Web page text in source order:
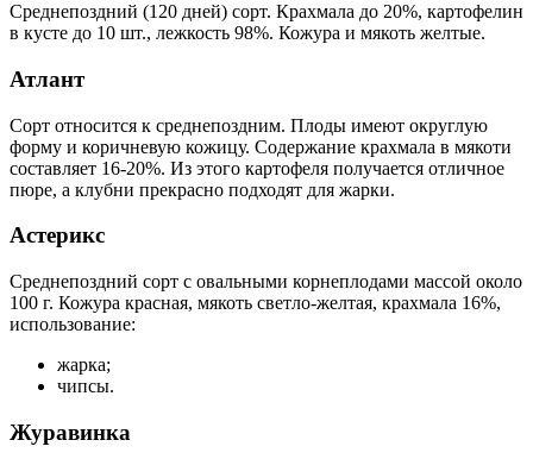
Среднепоздний (120 дней) сорт. Крахмала до 20%, картофелин
в кусте до 10 шт., лежкость 98%. Кожура и мякоть желтые.
Атлант
Сорт относится к среднепоздним. Плоды имеют округлую
форму и коричневую кожицу. Содержание крахмала в мякоти
составляет 16-20%. Из этого картофеля получается отличное
пюре, а клубни прекрасно подходят для жарки.
Астерикс
Среднепоздний сорт с овальными корнеплодами массой около
100 г. Кожура красная, мякоть светло-желтая, крахмала 16%,
использование:
жарка;
чипсы.
Журавинка